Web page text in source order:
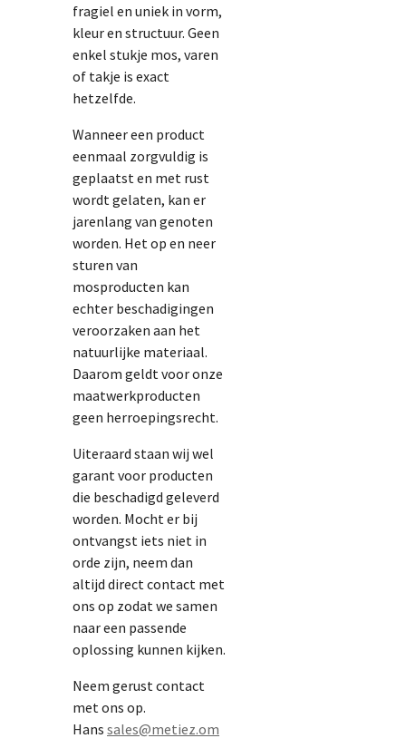
fragiel en uniek in vorm,
kleur en structuur. Geen
enkel stukje mos, varen
of takje is exact
hetzelfde.
Wanneer een product
eenmaal zorgvuldig is
geplaatst en met rust
wordt gelaten, kan er
jarenlang van genoten
worden. Het op en neer
sturen van
mosproducten kan
echter beschadigingen
veroorzaken aan het
natuurlijke materiaal.
Daarom geldt voor onze
maatwerkproducten
geen herroepingsrecht.
Uiteraard staan wij wel
garant voor producten
die beschadigd geleverd
worden. Mocht er bij
ontvangst iets niet in
orde zijn, neem dan
altijd direct contact met
ons op zodat we samen
naar een passende
oplossing kunnen kijken.
Neem gerust contact
met ons op.
Hans sales@metiez.om